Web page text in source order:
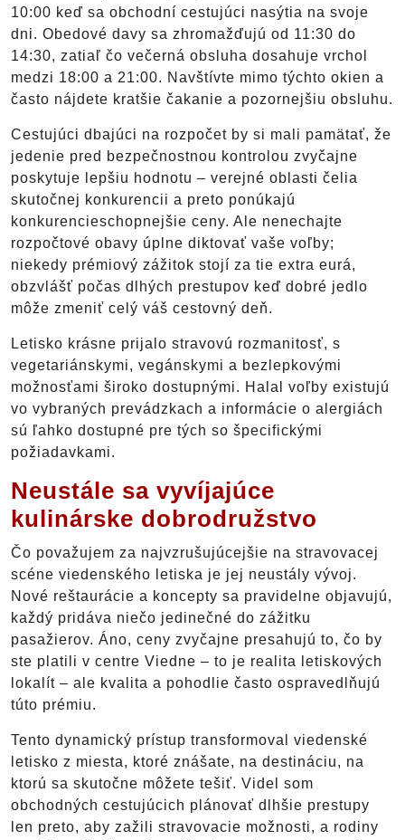
10:00 keď sa obchodní cestujúci nasýtia na svoje
dni. Obedové davy sa zhromažďujú od 11:30 do
14:30, zatiaľ čo večerná obsluha dosahuje vrchol
medzi 18:00 a 21:00. Navštívte mimo týchto okien a
často nájdete kratšie čakanie a pozornejšiu obsluhu.
Cestujúci dbajúci na rozpočet by si mali pamätať, že
jedenie pred bezpečnostnou kontrolou zvyčajne
poskytuje lepšiu hodnotu – verejné oblasti čelia
skutočnej konkurencii a preto ponúkajú
konkurencieschopnejšie ceny. Ale nenechajte
rozpočtové obavy úplne diktovať vaše voľby;
niekedy prémiový zážitok stojí za tie extra eurá,
obzvlášť počas dlhých prestupov keď dobré jedlo
môže zmeniť celý váš cestovný deň.
Letisko krásne prijalo stravovú rozmanitosť, s
vegetariánskymi, vegánskymi a bezlepkovými
možnosťami široko dostupnými. Halal voľby existujú
vo vybraných prevádzkach a informácie o alergiách
sú ľahko dostupné pre tých so špecifickými
požiadavkami.
Neustále sa vyvíjajúce
kulinárske dobrodružstvo
Čo považujem za najvzrušujúcejšie na stravovacej
scéne viedenského letiska je jej neustály vývoj.
Nové reštaurácie a koncepty sa pravidelne objavujú,
každý pridáva niečo jedinečné do zážitku
pasažierov. Áno, ceny zvyčajne presahujú to, čo by
ste platili v centre Viedne – to je realita letiskových
lokalít – ale kvalita a pohodlie často ospravedlňujú
túto prémiu.
Tento dynamický prístup transformoval viedenské
letisko z miesta, ktoré znášate, na destináciu, na
ktorú sa skutočne môžete tešiť. Videl som
obchodných cestujúcich plánovať dlhšie prestupy
len preto, aby zažili stravovacie možnosti, a rodiny